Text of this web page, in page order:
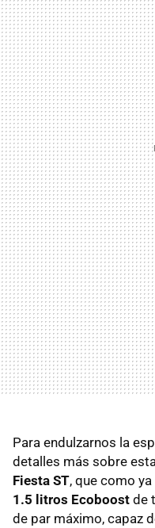
Para endulzarnos la
detalles más sobre
Fiesta ST, que como
1.5 litros Ecoboost de
de par máximo, capaz